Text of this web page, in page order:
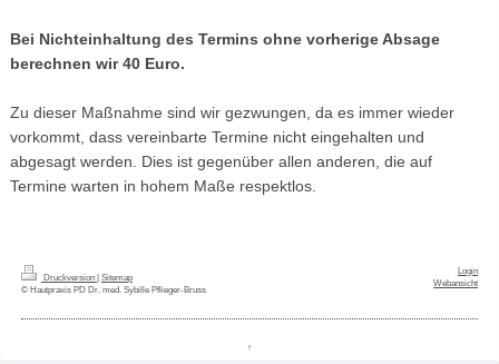
Bei Nichteinhaltung des Termins ohne vorherige Absage
berechnen wir 40 Euro.
Zu dieser Maßnahme sind wir gezwungen, da es immer wieder
vorkommt, dass vereinbarte Termine nicht eingehalten und
abgesagt werden. Dies ist gegenüber allen anderen, die auf
Termine warten in hohem Maße respektlos.
Druckversion | Sitemap
© Hautpraxis PD Dr. med. Sybille Pflieger-Bruss
Login
Webansicht
↑